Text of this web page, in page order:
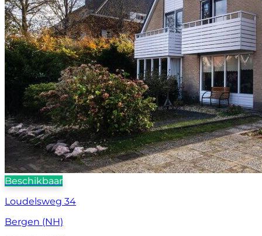
Beschikbaar
Loudelsweg 34
Bergen (NH)